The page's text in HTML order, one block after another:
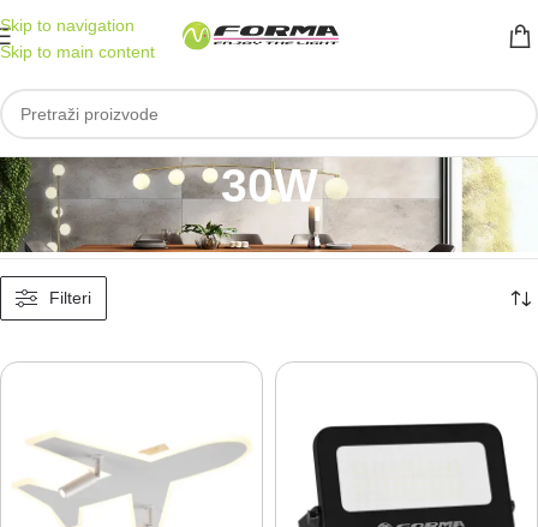
Skip to navigation
Skip to main content
30W
Početna/Proizvod Jačina/30W Prikazano je svih 28 rezultata
Filteri